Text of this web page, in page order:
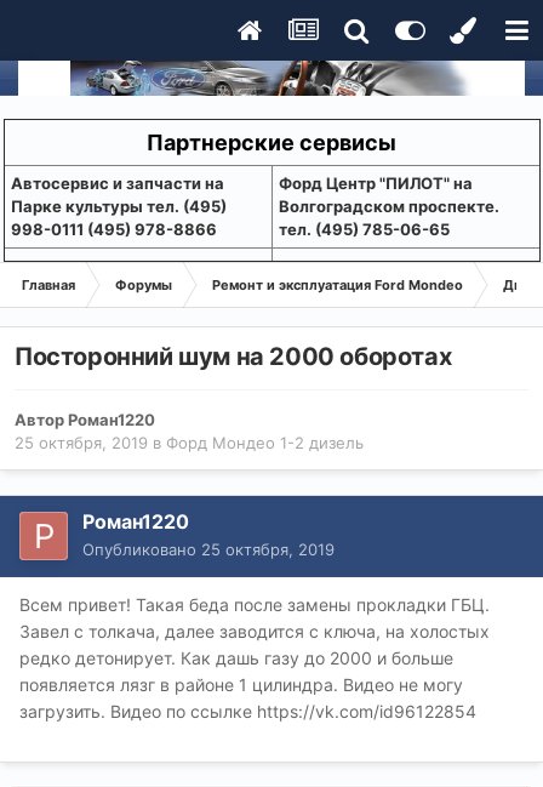
Партнерские сервисы
Aвтосервис и запчасти на
Парке культуры тел. (495)
998-0111 (495) 978-8866
Форд Центр "ПИЛОТ" на
Волгоградском проспекте.
тел. (495) 785-06-65
Главная Форумы Ремонт и эксплуатация Ford Mondeo
Посторонний шум на 2000 оборотах
АвторРоман1220
25 октября, 2019 в Форд Мондео 1-2 дизель
Роман1220
Опубликовано 25 октября, 2019
Всем привет! Такая беда после замены прокладки ГБЦ.
Завел с толкача, далее заводится с ключа, на холостых
редко детонирует. Как дашь газу до 2000 и больше
появляется лязг в районе 1 цилиндра. Видео не могу
загрузить. Видео по ссылке https://vk.com/id96122854